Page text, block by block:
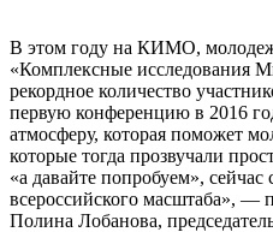
В этом году на КИМО,
«Комплексные исследования
рекордное количество
первую конференцию в 2016
атмосферу, которая поможет
которые тогда прозвучали
«а давайте попробуем», сейчас
всероссийского масштаба», —
Полина Лобанова,